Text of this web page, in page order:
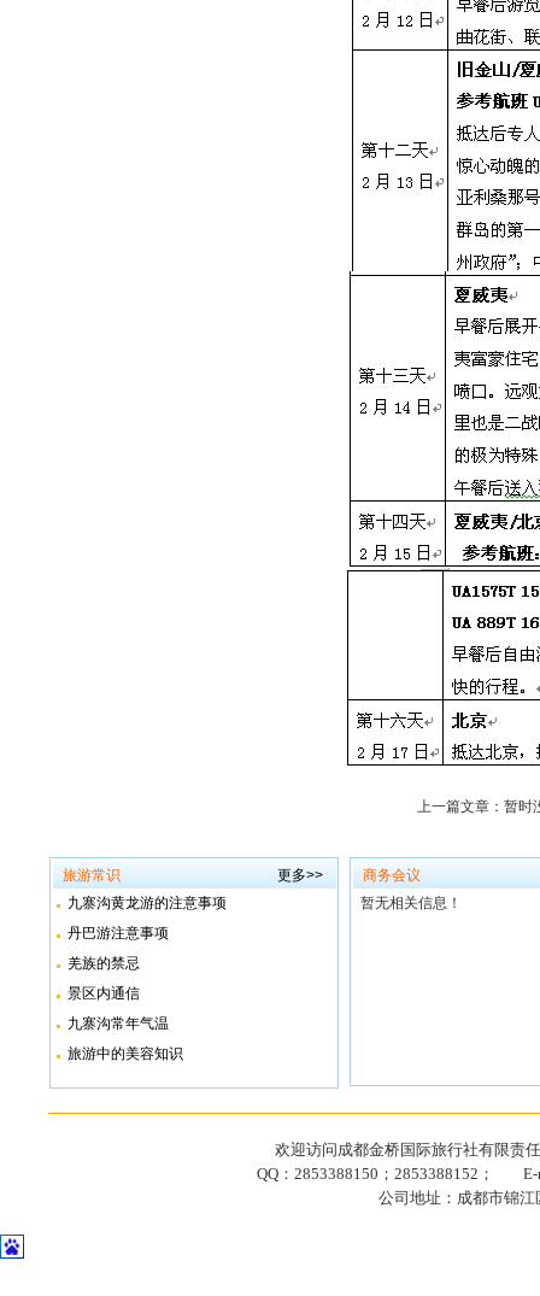
上一篇文章：暂时
旅游常识
更多>>
九寨沟黄龙游的注意事项
丹巴游注意事项
羌族的禁忌
景区内通信
九寨沟常年气温
旅游中的美容知识
商务会议
暂无相关信息！
欢迎访问成都金桥国际旅行社有限责
QQ：2853388150；2853388152； E-
公司地址：成都市锦